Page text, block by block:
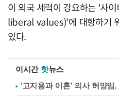
이 외국 세력이 강요하는 '사
liberal values)'에 대항하기
있다.
이시간 핫뉴스
'고지용과 이혼' 의사 허양임,